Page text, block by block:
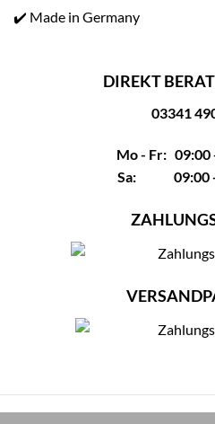
✔️ Made in Germany
DIREKT
03341
Mo - Fr: 09:00
Sa: 09:00 -